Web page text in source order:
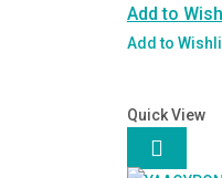
ποσότητα
Add to
Add to
Quick View
